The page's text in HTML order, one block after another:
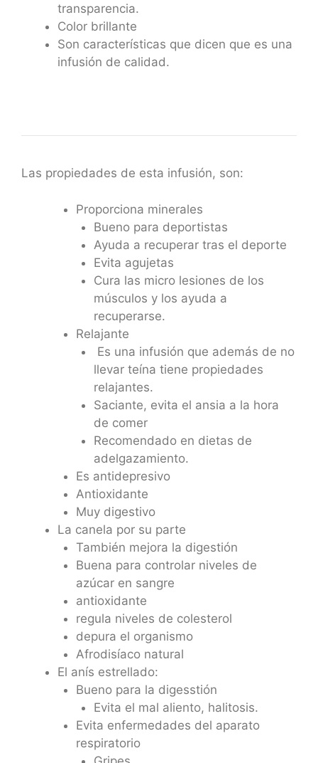
transparencia.
Color brillante
Son características que dicen que es una
infusión de calidad.
Las propiedades de esta infusión, son:
Proporciona minerales
Bueno para deportistas
Ayuda a recuperar tras el deporte
Evita agujetas
Cura las micro lesiones de los
músculos y los ayuda a
recuperarse.
Relajante
Es una infusión que además de no
llevar teína tiene propiedades
relajantes.
Saciante, evita el ansia a la hora
de comer
Recomendado en dietas de
adelgazamiento.
Es antidepresivo
Antioxidante
Muy digestivo
La canela por su parte
También mejora la digestión
Buena para controlar niveles de
azúcar en sangre
antioxidante
regula niveles de colesterol
depura el organismo
Afrodisíaco natural
El anís estrellado:
Bueno para la digesstión
Evita el mal aliento, halitosis.
Evita enfermedades del aparato
respiratorio